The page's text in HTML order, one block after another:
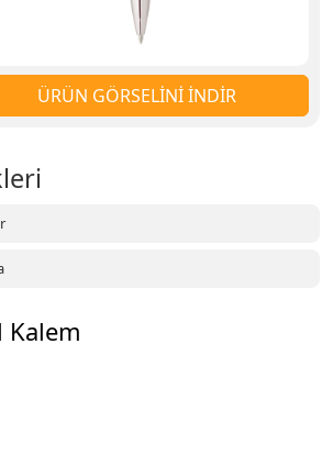
ÜRÜN GÖRSELİNİ İNDİR
Kalem